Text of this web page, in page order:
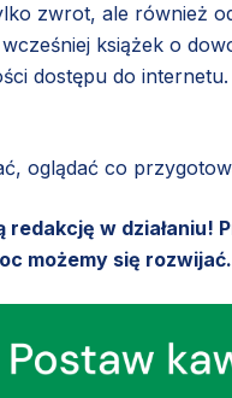
zwrot, ale również
książek o
dostępu do internetu.
oglądać co
redakcję w działaniu!
możemy się rozwijać.